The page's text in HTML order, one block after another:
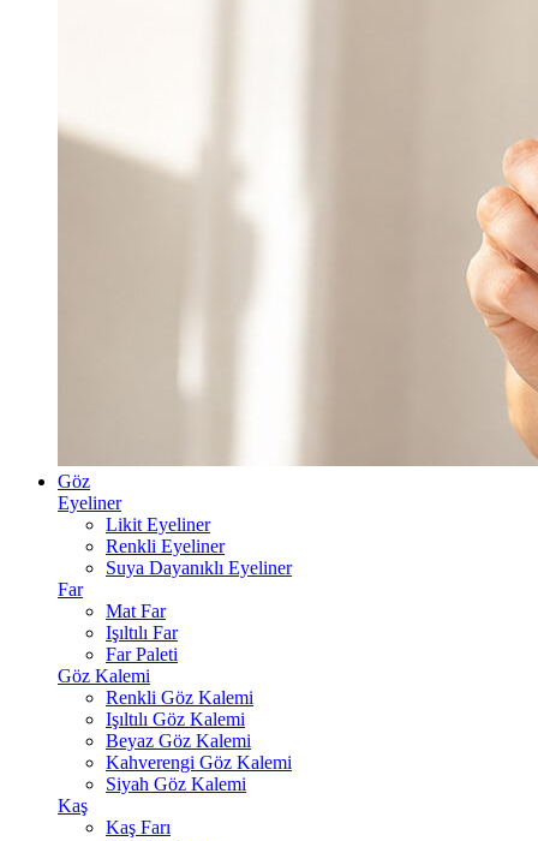
Göz
Eyeliner
Likit Eyeliner
Renkli Eyeliner
Suya Dayanıklı Eyeliner
Far
Mat Far
Işıltılı Far
Far Paleti
Göz Kalemi
Renkli Göz Kalemi
Işıltılı Göz Kalemi
Beyaz Göz Kalemi
Kahverengi Göz Kalemi
Siyah Göz Kalemi
Kaş
Kaş Farı